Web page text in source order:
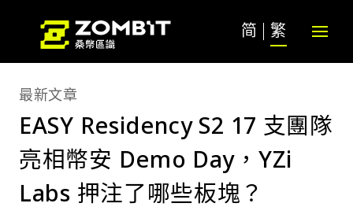
简 繁
最新文章
EASY Residency S2 17 支團隊
亮相幣安 Demo Day，YZi
Labs 押注了哪些板塊？